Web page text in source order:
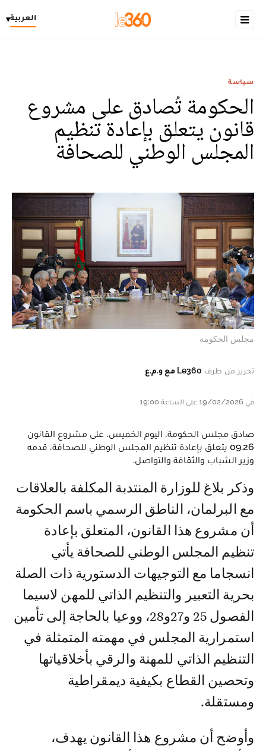
العربية▾
سياسة
الحكومة تُصادق على مشروع
قانون يتعلق بإعادة تنظيم
المجلس الوطني للصحافة
مجلس الحكومة
تحرير من طرف Le360 مع و.م.ع
في 19/02/2026 على الساعة 19:00
صادق مجلس الحكومة، اليوم الخميس، على مشروع القانون
09.26 يتعلق بإعادة تنظيم المجلس الوطني للصحافة، قدمه
وزير الشباب والثقافة والتواصل.
وذكر بلاغ للوزارة المنتدبة المكلفة بالعلاقات
مع البرلمان، الناطق الرسمي باسم الحكومة
أن مشروع هذا القانون، المتعلق بإعادة
تنظيم المجلس الوطني للصحافة يأتي
انسجاما مع التوجيهات الدستورية ذات الصلة
بحرية التعبير والتنظيم الذاتي للمهن لاسيما
الفصول 25 و27و28، ووعيا بالحاجة إلى تأمين
استمرارية المجلس في مهمته المتمثلة في
التنظيم الذاتي للمهنة والرقي بأخلاقياتها
وتحصين القطاع بكيفية ديمقراطية
ومستقلة.
وأوضح أن مشروع هذا القانون يهدف،